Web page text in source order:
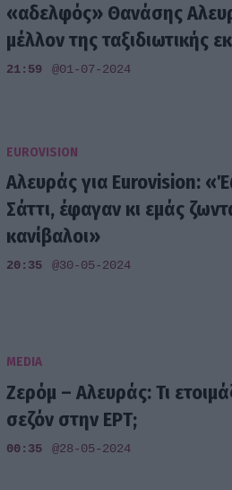
«αδελφός» Θανάσης
μέλλον της ταξιδιωτικής
21:59 @01-07-2024
EUROVISION
Αλευράς για Eurovision:
Σάττι, έφαγαν κι εμάς
κανίβαλοι»
20:35 @30-05-2024
MEDIA
Ζερόμ – Αλευράς: Τι
σεζόν στην ΕΡΤ;
00:35 @28-05-2024